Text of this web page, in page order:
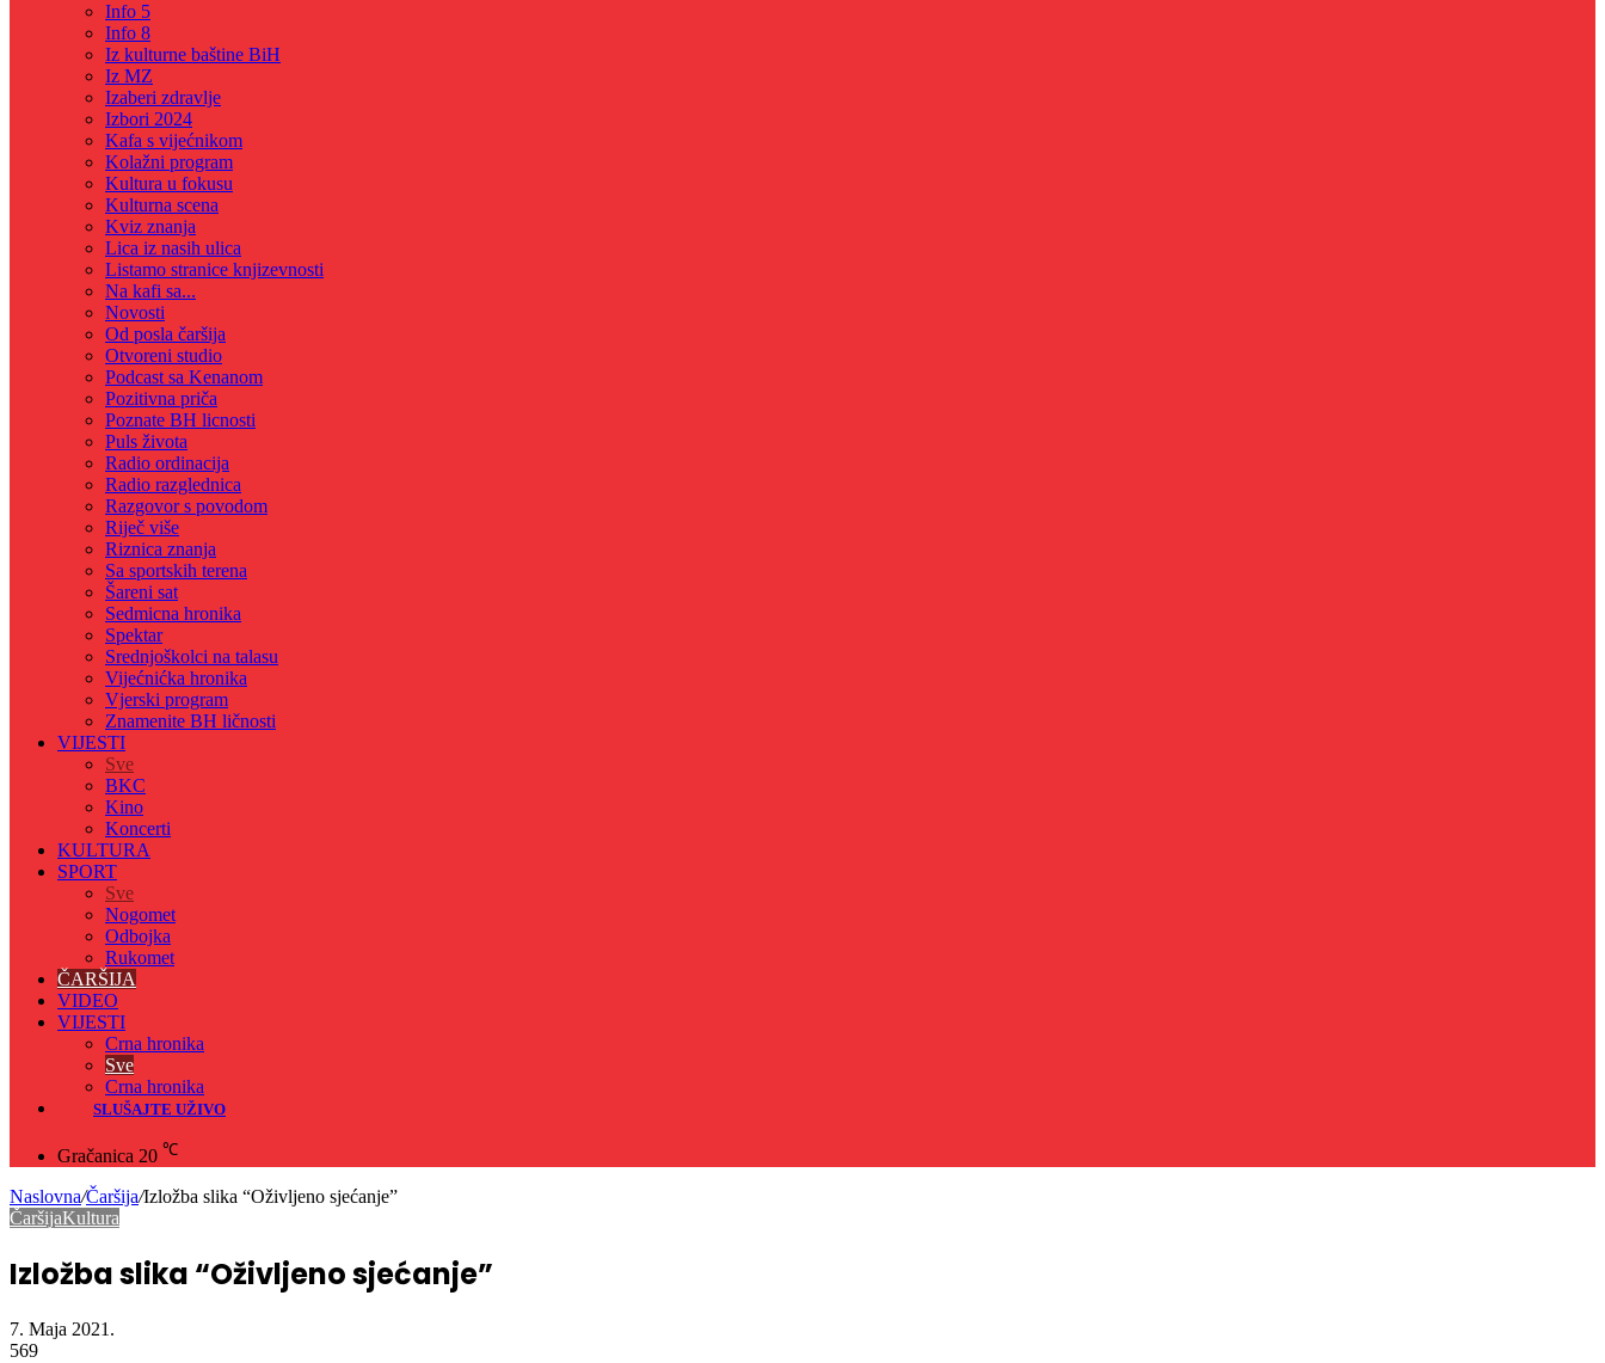
Info 5
Info 8
Iz kulturne baštine BiH
Iz MZ
Izaberi zdravlje
Izbori 2024
Kafa s vijećnikom
Kolažni program
Kultura u fokusu
Kulturna scena
Kviz znanja
Lica iz nasih ulica
Listamo stranice knjizevnosti
Na kafi sa...
Novosti
Od posla čaršija
Otvoreni studio
Podcast sa Kenanom
Pozitivna priča
Poznate BH licnosti
Puls života
Radio ordinacija
Radio razglednica
Razgovor s povodom
Riječ više
Riznica znanja
Sa sportskih terena
Šareni sat
Sedmicna hronika
Spektar
Srednjoškolci na talasu
Vijećnićka hronika
Vjerski program
Znamenite BH ličnosti
VIJESTI
Sve
BKC
Kino
Koncerti
KULTURA
SPORT
Sve
Nogomet
Odbojka
Rukomet
ČARŠIJA
VIDEO
VIJESTI
Crna hronika
Sve
Crna hronika
SLUŠAJTE UŽIVO
Gračanica 20 ℃
Naslovna/Čaršija/Izložba slika “Oživljeno sjećanje”
ČaršijaKultura
Izložba slika “Oživljeno sjećanje”
7. Maja 2021.
569